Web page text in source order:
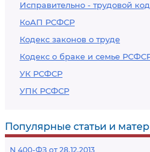
Исправительно - трудовой
КоАП РСФСР
Кодекс законов о труде
Кодекс о браке и семье
УК РСФСР
УПК РСФСР
Популярные статьи и
N 400-ФЗ от 28.12.2013